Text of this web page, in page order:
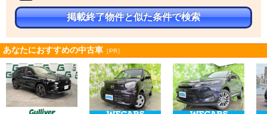
掲載終了物件と似た条件で検索
あなたにおすすめの中古車 ［PR］